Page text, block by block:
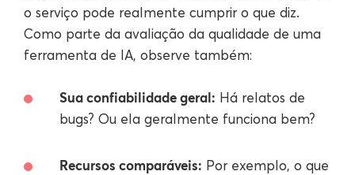
o serviço pode realmente cumprir o que diz.
Como parte da avaliação da qualidade de uma
ferramenta de IA, observe também:
Sua confiabilidade geral: Há relatos de
bugs? Ou ela geralmente funciona bem?
Recursos comparáveis: Por exemplo, o que